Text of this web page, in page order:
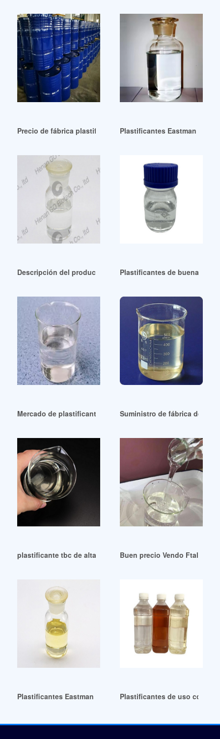
Precio de fábrica plastificante dop pipa paralon en venta
Plastificantes Eastman de
Descripción del producto y guía de manejo Plastificante
Plastificantes de buena
Mercado de plastificantes sin ftalatos de alta pureza
Suministro de fábrica de
plastificante tbc de alta pureza plastificante tbc peru
Buen precio Vendo Ftalato
Plastificantes Eastman de grado industrial para cables de
Plastificantes de uso común